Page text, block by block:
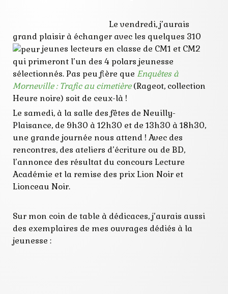
Le vendredi, j’aurais
grand plaisir à échanger avec les quelques 310
jeunes lecteurs en classe de CM1 et CM2
qui primeront l’un des 4 polars jeunesse
sélectionnés. Pas peu fière que Enquêtes à
Morneville : Trafic au cimetière(Rageot, collection
Heure noire) soit de ceux-là !
Le samedi, à la salle des fêtes de Neuilly-
Plaisance, de 9h30 à 12h30 et de 13h30 à 18h30,
une grande journée nous attend ! Avec des
rencontres, des ateliers d’écriture ou de BD,
l’annonce des résultat du concours Lecture
Académie et la remise des prix Lion Noir et
Lionceau Noir.
Sur mon coin de table à dédicaces, j’aurais aussi
des exemplaires de mes ouvrages dédiés à la
jeunesse :